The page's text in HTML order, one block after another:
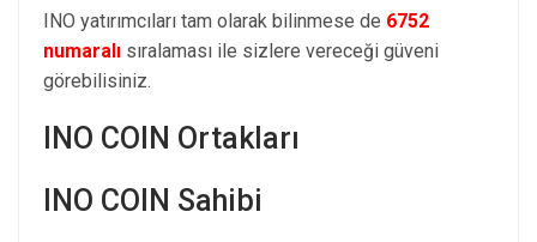
INO yatırımcıları tam olarak bilinmese de 6752
numaralı sıralaması ile sizlere vereceği güveni
görebilisiniz.
INO COIN Ortakları
INO COIN Sahibi